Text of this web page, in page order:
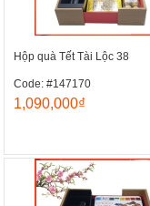
Hộp quà Tết Tài Lộc 38
Code: #147170
1,090,000₫